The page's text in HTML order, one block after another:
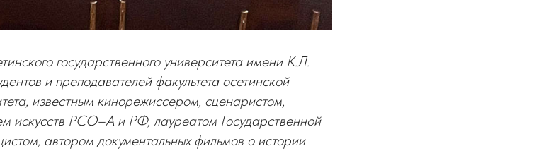
государственного университета имени К.Л.
и преподавателей факультета осетинской
известным кинорежиссером, сценаристом,
искусств РСО–А и РФ, лауреатом Государственной
автором документальных фильмов о истории